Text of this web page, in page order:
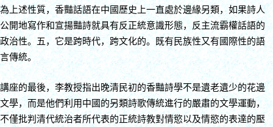
為上述性質，香豔話語在中國歷史上一直處於邊緣另類，如果詩人
公開地寫作和宣揚豔詩就具有反正統意識形態，反主流霸權話語的
政治性。五，它是跨時代，跨文化的。既有民族性又有國際性的語
言傳統。
講座的最後，李教授指出晚清民初的香豔詩學不是遺老遺少的花邊
文學，而是他們利用中國的另類詩歌傳統進行的嚴肅的文學運動，
不僅批判清代統治者所代表的正統詩教對情慾以及情慾的表達的壓